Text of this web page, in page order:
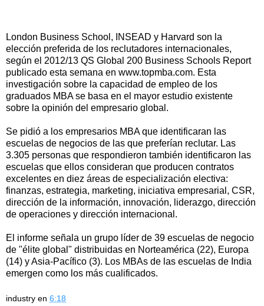
London Business School, INSEAD y Harvard son la
elección preferida de los reclutadores internacionales,
según el 2012/13 QS Global 200 Business Schools Report
publicado esta semana en www.topmba.com. Esta
investigación sobre la capacidad de empleo de los
graduados MBA se basa en el mayor estudio existente
sobre la opinión del empresario global.
Se pidió a los empresarios MBA que identificaran las
escuelas de negocios de las que preferían reclutar. Las
3.305 personas que respondieron también identificaron las
escuelas que ellos consideran que producen contratos
excelentes en diez áreas de especialización electiva:
finanzas, estrategia, marketing, iniciativa empresarial, CSR,
dirección de la información, innovación, liderazgo, dirección
de operaciones y dirección internacional.
El informe señala un grupo líder de 39 escuelas de negocio
de "élite global" distribuidas en Norteamérica (22), Europa
(14) y Asia-Pacífico (3). Los MBAs de las escuelas de India
emergen como los más cualificados.
industry en 6:18